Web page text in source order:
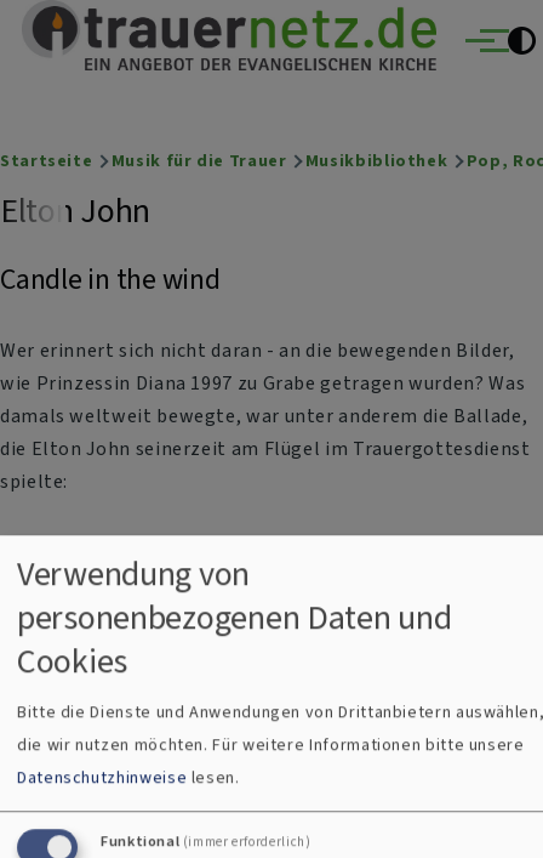
Direkt zum Inhalt
Trauernetz
Ein Angebot der evangelischen Kirche Menü
Breadcrumb
Startseite Musik für die Trauer Musikbibliothek Pop,
Elton John
Candle in the wind
Wer erinnert sich nicht daran - an die bewegenden Bilder,
wie Prinzessin Diana 1997 zu Grabe getragen wurden? Was
damals weltweit bewegte, war unter anderem die Ballade,
die Elton John seinerzeit am Flügel im Trauergottesdienst
spielte:
Prinzessin Di hatte Elton John sein ursprünglich Marilyn
Monroe gewidmetes Lied umgetextet. Es war sein
persönliches Abschiedslied, in dem Millionen andere
Menschen ihre Gefühle der Trauer und der gleichzeitigen
Bewunderung für ein viel zu früh beendetes Leben
wiederfanden. Candle in the wind - das Leben eines
Menschen beschrieben als Kerze im Wind, die trotz Sturm
und Regen Licht spendet. Und der Trost, dass die Erinnerung
bleiben wird, auch wenn die Kerze erloschen ist. Detlev
Verwendung von
personenbezogenen Daten und
Cookies
Bitte die Dienste und Anwendungen von Drittanbietern
die wir nutzen möchten.Für weitere Informationen bitte unsere
Datenschutzhinweise lesen.
Funktional (immer erforderlich)